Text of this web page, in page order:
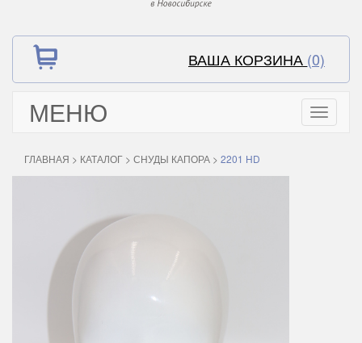
ВАША КОРЗИНА (0)
МЕНЮ
Toggle
ГЛАВНАЯ > КАТАЛОГ > СНУДЫ КАПОРА > 2201 HD